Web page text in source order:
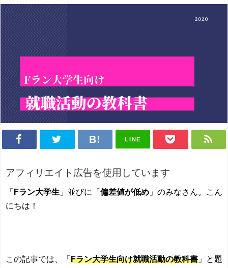
LINE
アフィリエイト広告を使用しています
「 Fラン大学生 」並びに「 偏差値が低め 」のみなさん。こん
にちは！
この記事では、「 Fラン大学生向け就職活動の教科書 」と題